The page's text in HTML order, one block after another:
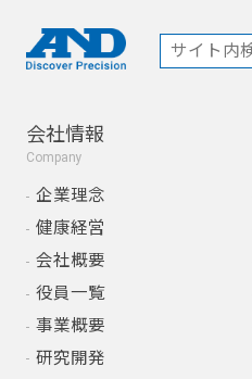
会社情報
Company
企業理念
健康経営
会社概要
役員一覧
事業概要
研究開発